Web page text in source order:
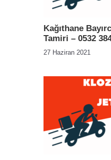
Kağıthane
Tamiri – 0532
27 Haziran 2021